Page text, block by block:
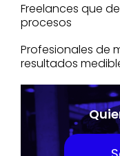
Freelances que
procesos
Profesionales de
resultados